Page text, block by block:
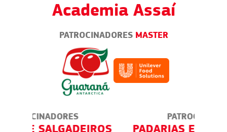
Academia Assaí
PATROCINADORES MASTER
PATROCINADORES
PADARIAS E CONFEITARIAS